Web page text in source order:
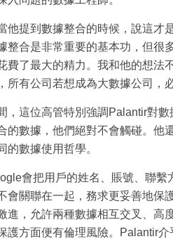
他提到數據整合的時候，說這才
整合是非常重要的基本功，但很
費了最大的精力。我和他的想法
所有公司若想成為大數據公司，
，這位高管特別強調Palantir對
的數據，他們絕對不會觸碰。他
的數據使用哲學。
會把用戶的姓名、賬號、聯
會關聯在一起，務求更妥善地保
進，允許兩種數據相互交叉、高
護方面便有倫理風險。Palantir